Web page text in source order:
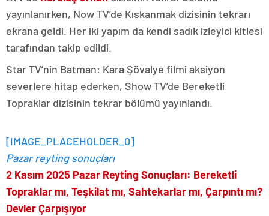
yayınlanırken, Now TV’de Kıskanmak dizisinin tekrarı
ekrana geldi. Her iki yapım da kendi sadık izleyici kitlesi
tarafından takip edildi.
Star TV’nin Batman: Kara Şövalye filmi aksiyon
severlere hitap ederken, Show TV’de Bereketli
Topraklar dizisinin tekrar bölümü yayınlandı.
[IMAGE_PLACEHOLDER_0]
Pazar reyting sonuçları
2 Kasım 2025 Pazar Reyting Sonuçları: Bereketli
Topraklar mı, Teşkilat mı, Sahtekarlar mı, Çarpıntı mı?
Devler Çarpışıyor